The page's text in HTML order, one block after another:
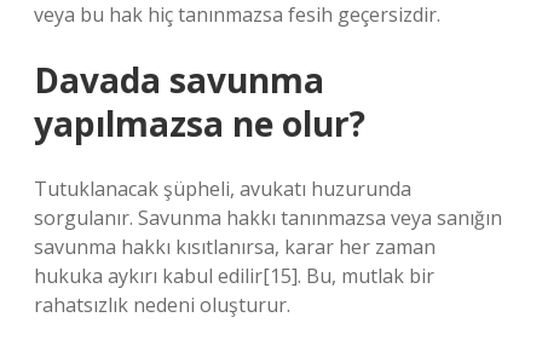
veya bu hak hiç tanınmazsa fesih geçersizdir.
Davada savunma
yapılmazsa ne olur?
Tutuklanacak şüpheli, avukatı huzurunda
sorgulanır. Savunma hakkı tanınmazsa veya sanığın
savunma hakkı kısıtlanırsa, karar her zaman
hukuka aykırı kabul edilir[15]. Bu, mutlak bir
rahatsızlık nedeni oluşturur.